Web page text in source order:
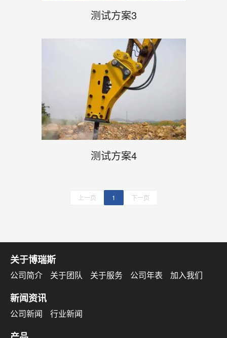
测试方案3
测试方案4
上一页 1 下一页
关于博瑞斯
公司简介 关于团队 关于服务 公司年表 加入我们
新闻资讯
公司新闻 行业新闻